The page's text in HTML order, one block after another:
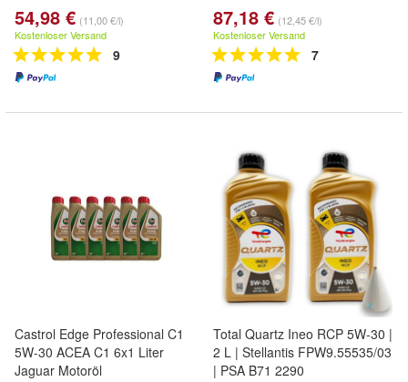
54,98 € (11,00 €/l)
Kostenloser Versand
9
87,18 € (12,45 €/l)
Kostenloser Versand
7
Castrol Edge Professional C1
5W-30 ACEA C1 6x1 Liter
Jaguar Motoröl
Total Quartz Ineo RCP 5W-30 |
2 L | Stellantis FPW9.55535/03
| PSA B71 2290